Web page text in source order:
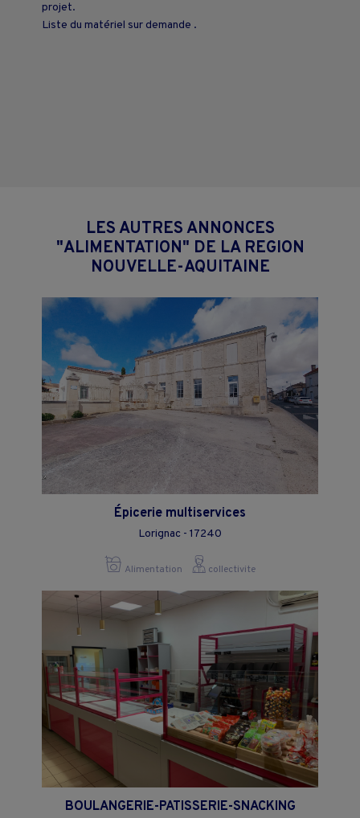
projet.
Liste du matériel sur demande .
LES AUTRES ANNONCES
"ALIMENTATION" DE LA REGION
NOUVELLE-AQUITAINE
Épicerie multiservices
Lorignac - 17240
Alimentation collectivite
BOULANGERIE-PATISSERIE-SNACKING